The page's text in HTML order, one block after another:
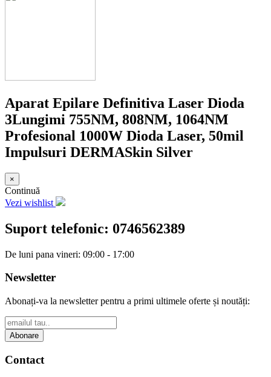
Aparat Epilare Definitiva Laser Dioda
3Lungimi 755NM, 808NM, 1064NM
Profesional 1000W Dioda Laser, 50mil
Impulsuri DERMASkin Silver
×
Continuă
Vezi wishlist
Suport telefonic: 0746562389
De luni pana vineri: 09:00 - 17:00
Newsletter
Abonați-va la newsletter pentru a primi ultimele oferte și noutăți:
Abonare
Contact